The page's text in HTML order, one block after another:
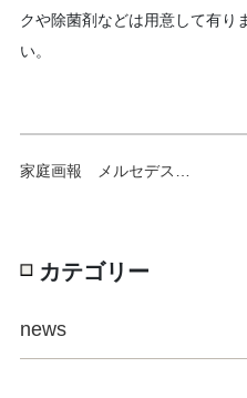
クや除菌剤などは用意して有り
い。
家庭画報 メルセデス…
カテゴリー
news